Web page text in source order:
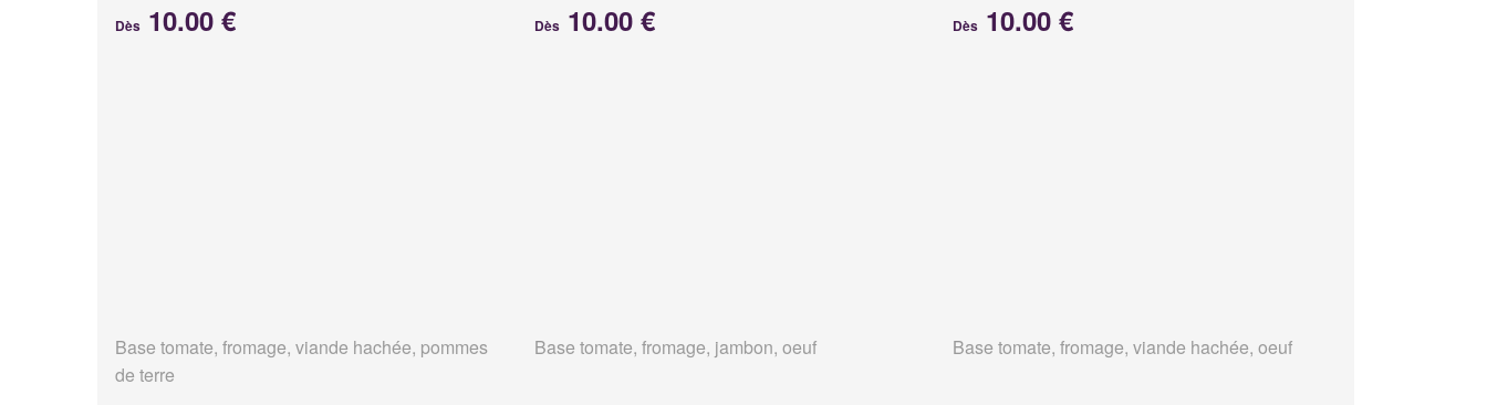
Dès 10.00 €
Base tomate, fromage, viande hachée, pommes
de terre
Dès10.00 €
Base tomate, fromage, jambon, oeuf
Dès 10.00 €
Base tomate, fromage, viande hachée, oeuf